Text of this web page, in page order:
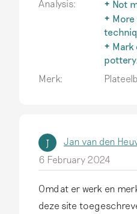
Analysis:
Not
The
used
Read
After
and
and
The
more
Merk:
J Jan van den
6 February 2024
Omdat er werk en
deze site